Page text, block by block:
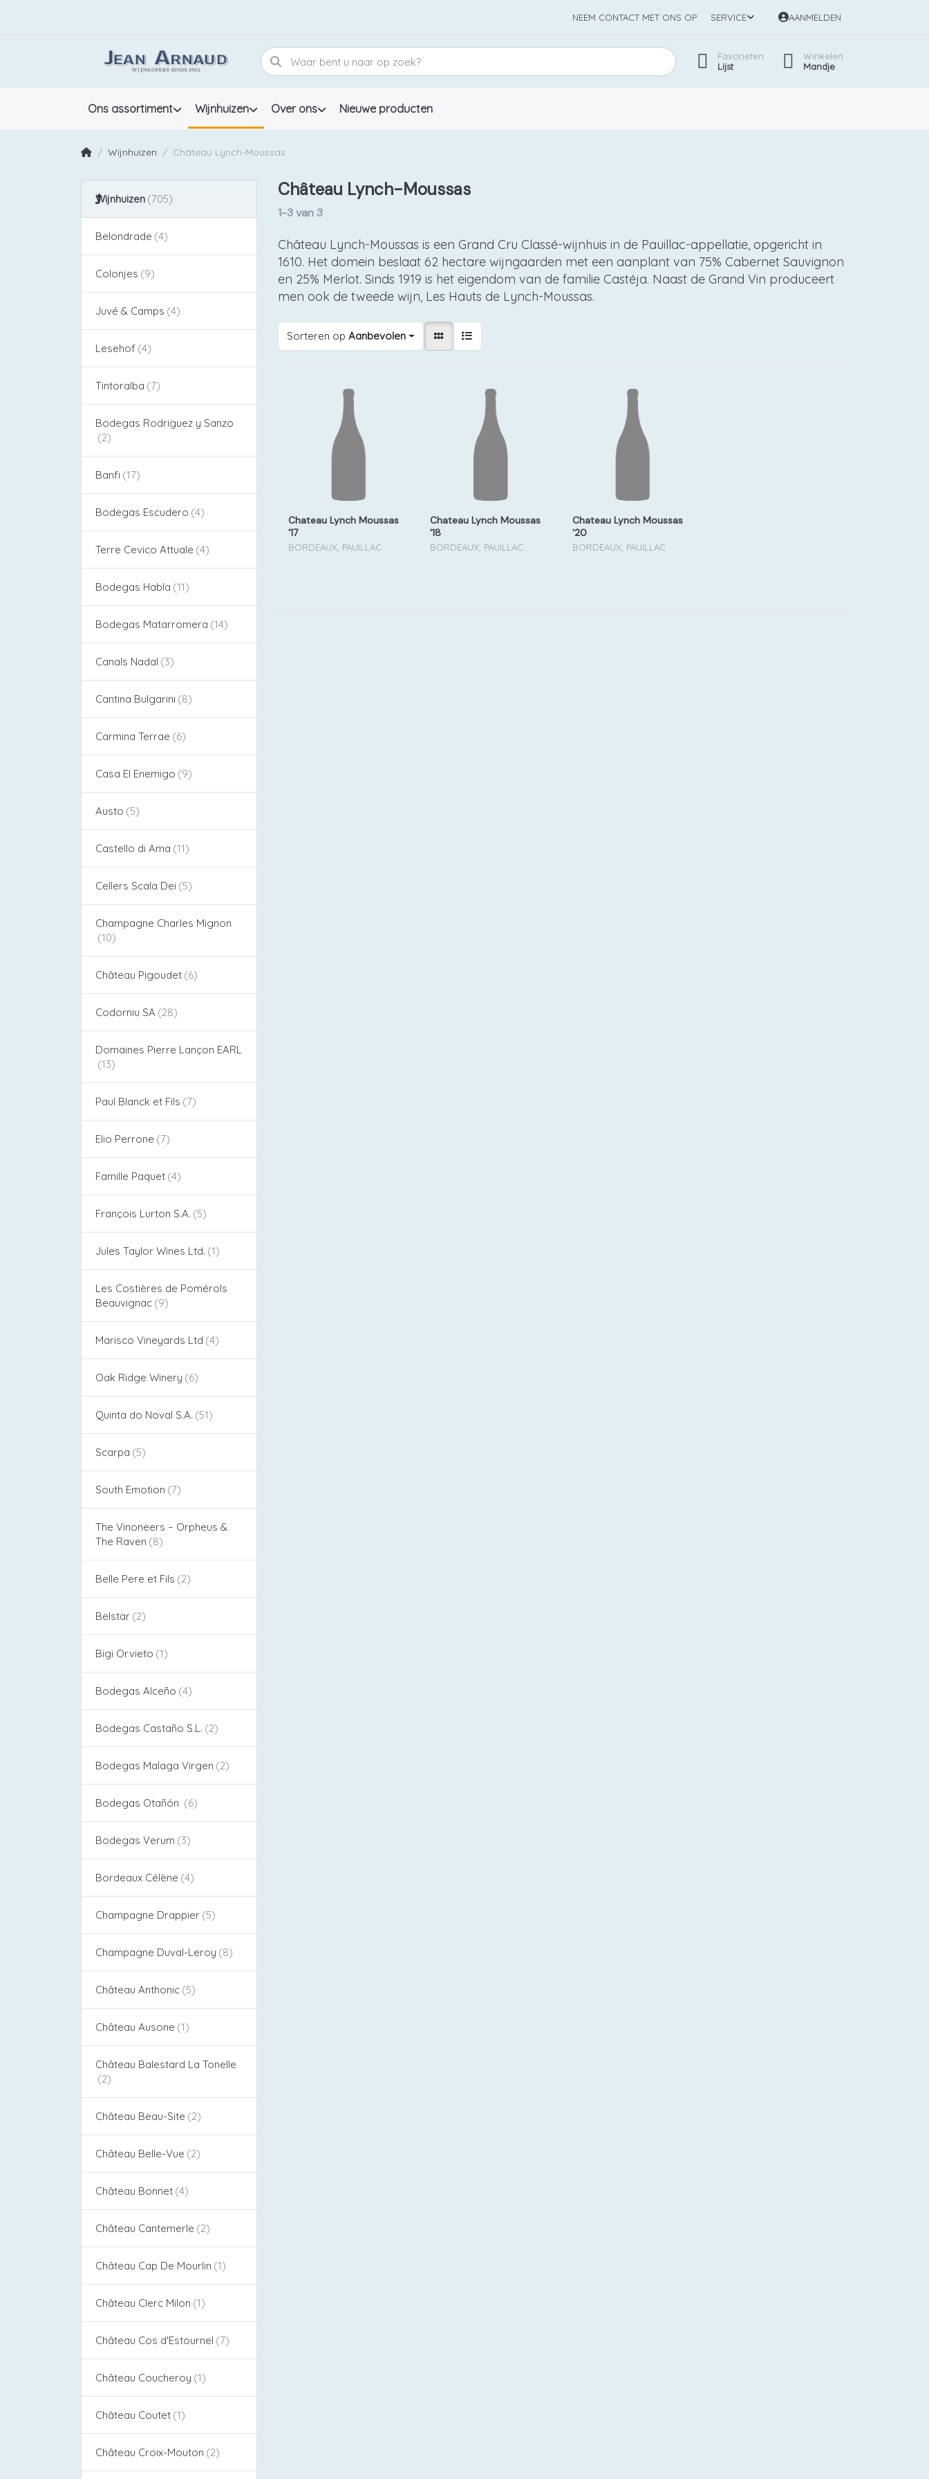
NEEM CONTACT MET ONS OP SERVICE AANMELDEN
Favorieten
Lijst
Winkelen
Mandje
Ons assortiment Wijnhuizen Over ons Nieuwe producten
Wijnhuizen Château Lynch-Moussas
Wijnhuizen
Belondrade
Colonjes
Juvé & Camps
Lesehof
Tintoralba
Bodegas Rodriguez y Sanzo
Banfi
Bodegas Escudero
Terre Cevico Attuale
Bodegas Habla
Bodegas Matarromera
Canals Nadal
Cantina Bulgarini
Carmina Terrae
Casa El Enemigo
Austo
Castello di Ama
Cellers Scala Dei
Champagne Charles Mignon
Château Pigoudet​
Codorniu SA
Domaines Pierre Lançon EARL
Paul Blanck et Fils
Elio Perrone
Famille Paquet
François Lurton S.A.
Jules Taylor Wines Ltd.
Les Costières de Pomérols
Beauvignac
Marisco Vineyards Ltd
Oak Ridge Winery
Quinta do Noval S.A.
Scarpa
South Emotion
The Vinoneers – Orpheus &
The Raven
Belle Pere et Fils
Belstar
Bigi Orvieto
Bodegas Alceño​
Bodegas Castaño S.L.
Bodegas Malaga Virgen
Bodegas Otañón
Bodegas Verum
Bordeaux Célène
Champagne Drappier
Champagne Duval-Leroy
Château Anthonic
Château Ausone
Château Balestard La Tonelle
Château Beau-Site
Château Belle-Vue
Château Bonnet
Château Cantemerle
Château Cap De Mourlin
Château Clerc Milon
Château Cos d'Estournel​
Château Coucheroy
Château Coutet
Château Croix-Mouton
Château Lynch-Moussas
1-3van 3
Château Lynch-Moussas is een Grand Cru Classé-wijnhuis in de Pauillac-appellatie, opgericht in
1610. Het domein beslaat 62 hectare wijngaarden met een aanplant van 75% Cabernet Sauvignon
en 25% Merlot. Sinds 1919 is het eigendom van de familie Castéja. Naast de Grand Vin produceert
men ook de tweede wijn, Les Hauts de Lynch-Moussas.
Sorteren op Aanbevolen
Chateau Lynch Moussas
'17
BORDEAUX, PAUILLAC
Chateau Lynch Moussas
'18
BORDEAUX, PAUILLAC
Chateau Lynch Moussas
'20
BORDEAUX, PAUILLAC